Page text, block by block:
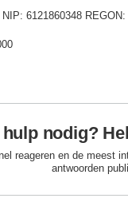
6121860348
nodig?
reageren en de meest
antwoorden